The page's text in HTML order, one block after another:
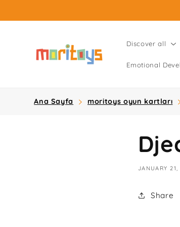
Discover all
Emotional
Ana Sayfa moritoys oyun kartları
JANUARY 21,
Share